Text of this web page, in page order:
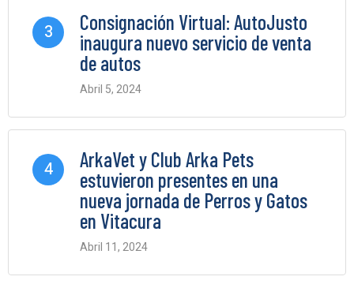
3
Consignación Virtual: AutoJusto
inaugura nuevo servicio de venta
de autos
Abril 5, 2024
4
ArkaVet y Club Arka Pets
estuvieron presentes en una
nueva jornada de Perros y Gatos
en Vitacura
Abril 11, 2024